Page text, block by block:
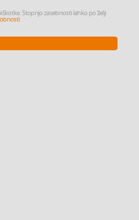
Stopnjo zasebnosti lahko po želji